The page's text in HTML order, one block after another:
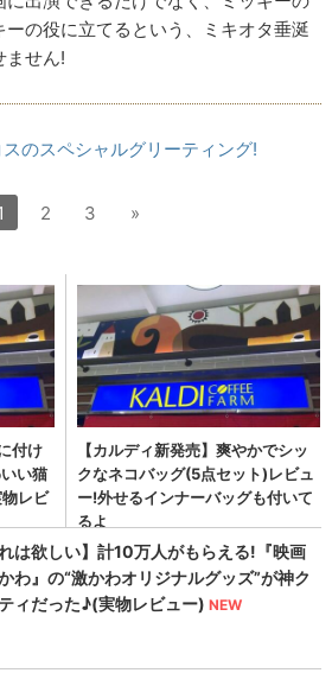
の役に立てるという、ミキオタ垂涎
ません!
のスペシャルグリーティング!
2 3 »